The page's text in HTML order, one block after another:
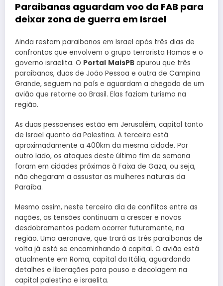
Paraibanas aguardam voo da FAB para
deixar zona de guerra em Israel
Ainda restam paraibanos em Israel após três dias de
confrontos que envolvem o grupo terrorista Hamas e o
governo israelita. O Portal MaisPB apurou que três
paraibanas, duas de João Pessoa e outra de Campina
Grande, seguem no país e aguardam a chegada de um
avião que retorne ao Brasil. Elas faziam turismo na
região.
As duas pessoenses estão em Jerusalém, capital tanto
de Israel quanto da Palestina. A terceira está
aproximadamente a 400km da mesma cidade. Por
outro lado, os ataques deste último fim de semana
foram em cidades próximas à Faixa de Gaza, ou seja,
não chegaram a assustar as mulheres naturais da
Paraíba.
Mesmo assim, neste terceiro dia de conflitos entre as
nações, as tensões continuam a crescer e novos
desdobramentos podem ocorrer futuramente, na
região. Uma aeronave, que trará as três paraibanas de
volta já está se encaminhando à capital. O avião está
atualmente em Roma, capital da Itália, aguardando
detalhes e liberações para pouso e decolagem na
capital palestina e israelita.